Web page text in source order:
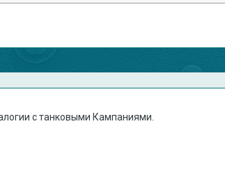
с танковыми Кампаниями.